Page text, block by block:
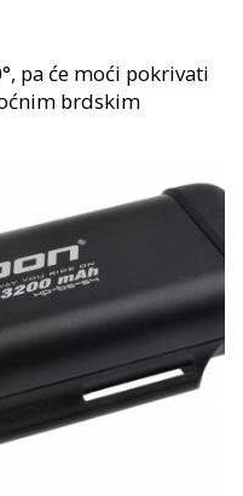
pa će moći pokrivati
brdskim